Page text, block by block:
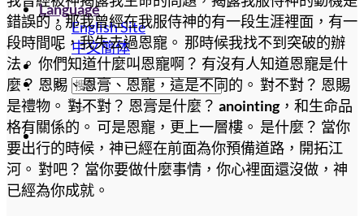
Language
English Site
中文簡体
錯誤的，那我曾經在我服侍神的有一段生涯裡面，有一
段時間呢，我失去過恩寵。 那時候我找不到突破的辦
法。 你們知道什麼叫恩寵啊？ 有沒有人知道恩寵是什
麼？ 恩賜、恩膏、恩寵，這是不同的。 對不對？ 恩賜
是禮物。 對不對？ 恩膏是什麼？ anointing，和生命品
格有關係的。 可是恩寵，更上一層樓。 是什麼？ 當你
要出行的時候，神已經在前面為你預備道路，開拓江
河。 對吧？ 當你要做什麼事情，你心裡面還沒做，神
已經為你成就。